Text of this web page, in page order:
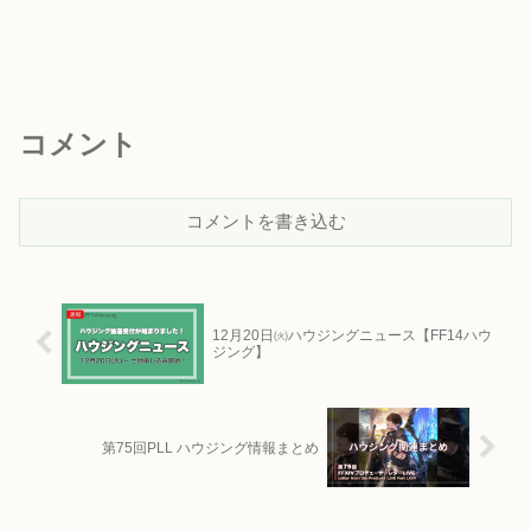
コメント
コメントを書き込む
12月20日㈫ハウジングニュース【FF14ハウ
ジング】
第75回PLL ハウジング情報まとめ